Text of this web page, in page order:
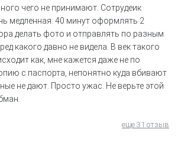
чего не принимают. Сотрудеик
медленная. 40 минут оформлять 2
делать фото и отправлять по разным
какого давно не видела. В век такого
как, мне кажется даже не по
с паспорта, непонятно куда вбивают
не дают. Просто ужас. Не верьте этой
еще 31 отзыв